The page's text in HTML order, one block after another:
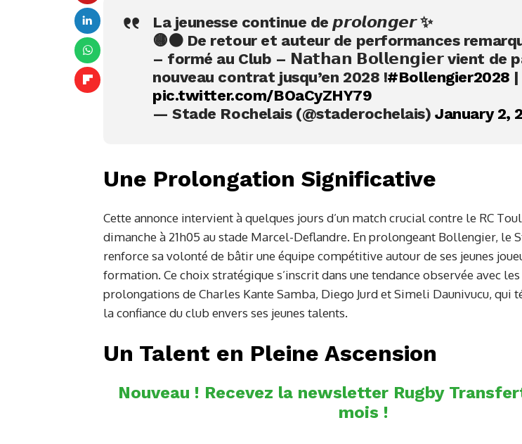
La jeunesse continue de 𝙥𝙧𝙤𝙡𝙤𝙣𝙜𝙚𝙧 ✨
🟡⚫️ De retour et auteur de performances
– formé au Club – 𝗡𝗮𝘁𝗵𝗮𝗻 𝗕𝗼𝗹𝗹𝗲𝗻𝗴𝗶𝗲𝗿 vient de
nouveau contrat jusqu’en 2028 !#Bollengier2028 |
pic.twitter.com/BOaCyZHY79
— Stade Rochelais (@staderochelais)January 2,
Une Prolongation Significative
Cette annonce intervient à quelques jours d’un match crucial contre le RC
dimanche à 21h05 au stade Marcel-Deflandre. En prolongeant Bollengier, le
renforce sa volonté de bâtir une équipe compétitive autour de ses jeunes
formation. Ce choix stratégique s’inscrit dans une tendance observée avec
prolongations de Charles Kante Samba, Diego Jurd et Simeli Daunivucu, qui
la confiance du club envers ses jeunes talents.
Un Talent en Pleine Ascension
Nouveau ! Recevez la newsletter Rugby
mois !